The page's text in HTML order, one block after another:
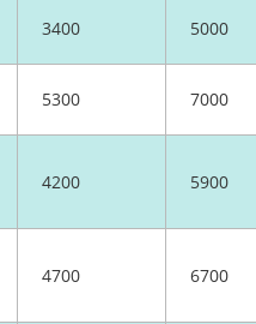
3400 5000
5300 7000
4200 5900
4700 6700